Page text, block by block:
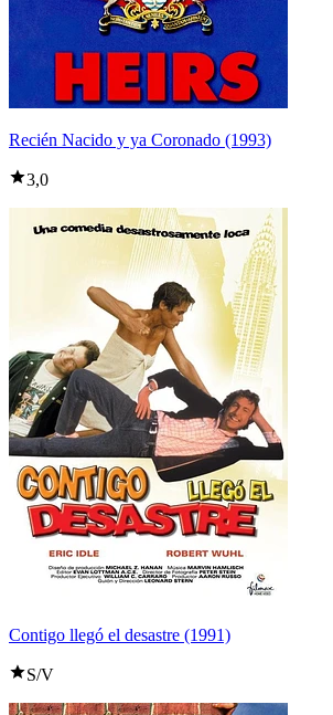
Recién Nacido y ya Coronado (1993)
3,0
Contigo llegó el desastre (1991)
S/V